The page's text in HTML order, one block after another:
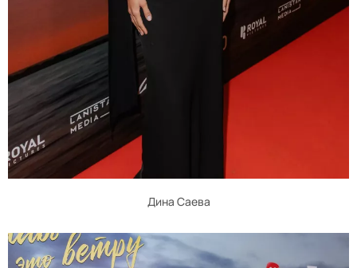
Дина Саева